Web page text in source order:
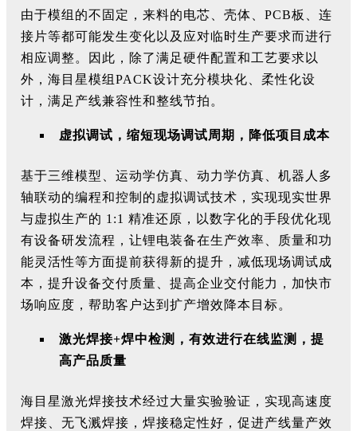
由于模组的不固定，来料的电芯、壳体、PCB板、连
接片等都可能发生变化以及应对临时生产要求而进行
相应调整。因此，除了满足硬件配置和工艺要求以
外，海目星模组PACK设计充分模块化、柔性化设
计，满足产线兼容性和整线节拍。
虚拟调试，缩短现场调试周期，降低项目成本
基于三维模型、运动学仿真、动力学仿真、机器人多
轴联动的编程和控制的虚拟调试技术，实现现实世界
与虚拟生产的 1:1 精准还原，以数字化的手段优化现
有设备研发流程，让锂电装备在生产效率、质量和功
能灵活性等方面提前获得新的提升，减低现场调试成
本，提升设备交付质量、提高企业交付能力，加快市
场响应度，帮助客户达到扩产增效降本目标。
激光焊接+焊中检测，有效进行在线监测，提
高产品质量
海目星激光焊接技术经过大量实验验证，实现高速度
焊接、无飞溅焊接，焊接稳定性好，促进产线量产效